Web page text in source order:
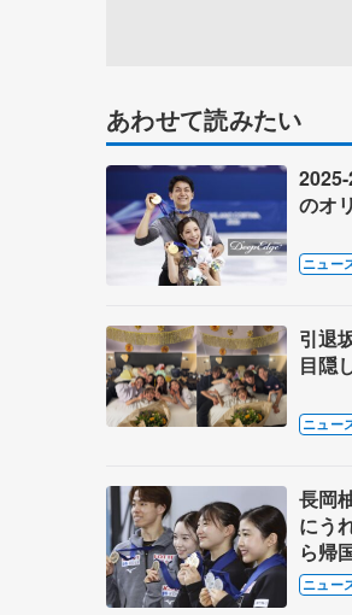
あわせて読みたい
のオ
ニュー
引退
目隠
ニュー
長岡
にう
ら帰
ニュー